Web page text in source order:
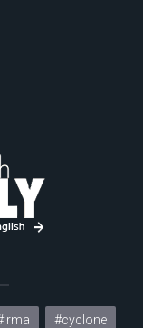
#cyclone